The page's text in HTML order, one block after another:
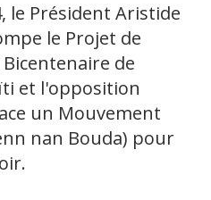
le Président Aristide
le Projet de
de
et l'opposition
un Mouvement
nan Bouda) pour